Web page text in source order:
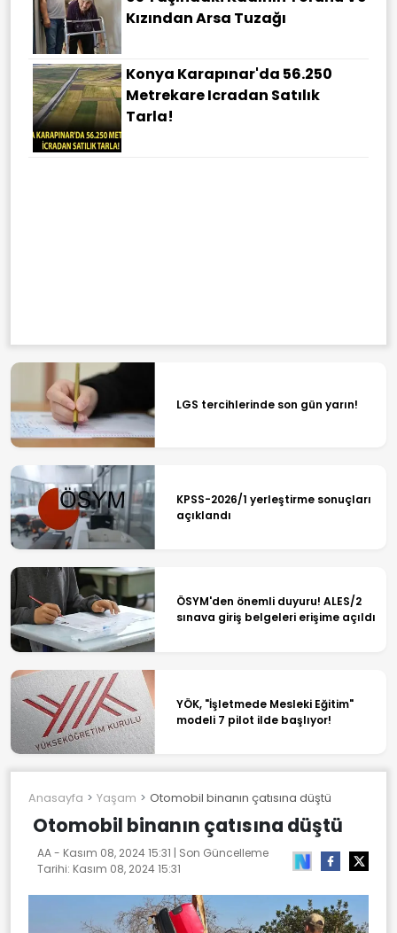
Kızından Arsa Tuzağı
Konya Karapınar'da 56.250
Metrekare Icradan Satılık
Tarla!
LGS tercihlerinde son gün yarın!
KPSS-2026/1 yerleştirme sonuçları
açıklandı
ÖSYM'den önemli duyuru! ALES/2
sınava giriş belgeleri erişime açıldı
YÖK, "İşletmede Mesleki Eğitim"
modeli 7 pilot ilde başlıyor!
Anasayfa Yaşam Otomobil binanın çatısına düştü
Otomobil binanın çatısına düştü
AA - Kasım 08, 2024 15:31 | Son Güncelleme
Tarihi: Kasım 08, 2024 15:31